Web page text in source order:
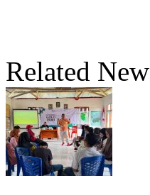
Related